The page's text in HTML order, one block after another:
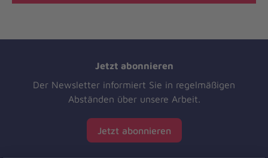
Jetzt abonnieren
Der Newsletter informiert Sie in regelmäßigen
Abständen über unsere Arbeit.
Jetzt abonnieren